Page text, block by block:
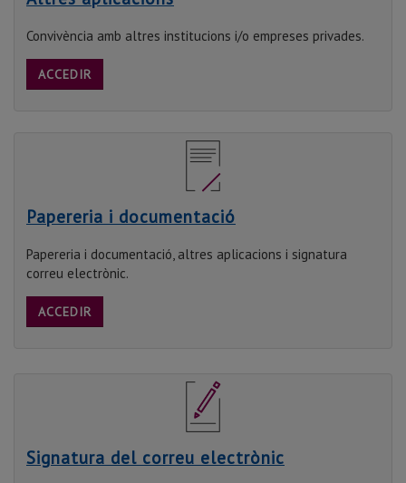
Convivència amb altres institucions i/o empreses privades.
ACCEDIR
Papereria i documentació
Papereria i documentació, altres aplicacions i signatura
correu electrònic.
ACCEDIR
Signatura del correu electrònic